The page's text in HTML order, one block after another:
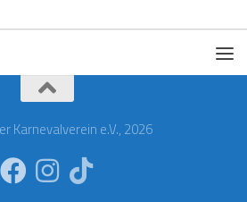
Karnevalverein e.V., 2026